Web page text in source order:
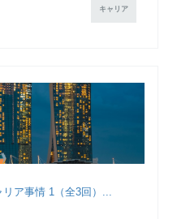
キャリア
リア事情 1（全3回）...